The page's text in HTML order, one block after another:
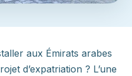
aux Émirats arabes
d’expatriation ? L’une